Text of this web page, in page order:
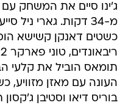
תומאס הוביל את קלעי
בוריס דיאו וסטיבן ג'קסון תרמו 15